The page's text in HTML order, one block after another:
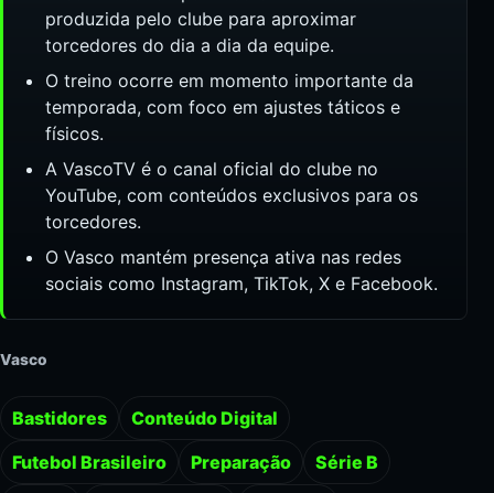
produzida pelo clube para aproximar
torcedores do dia a dia da equipe.
O treino ocorre em momento importante da
temporada, com foco em ajustes táticos e
físicos.
A VascoTV é o canal oficial do clube no
YouTube, com conteúdos exclusivos para os
torcedores.
O Vasco mantém presença ativa nas redes
sociais como Instagram, TikTok, X e Facebook.
Vasco
Bastidores
Conteúdo Digital
Futebol Brasileiro
Preparação
Série B